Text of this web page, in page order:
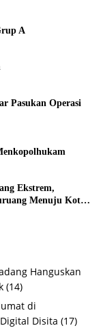
A
Pasukan Operasi
Ekstrem,
Menuju Koto
Hanguskan
(14)
di
Disita (17)